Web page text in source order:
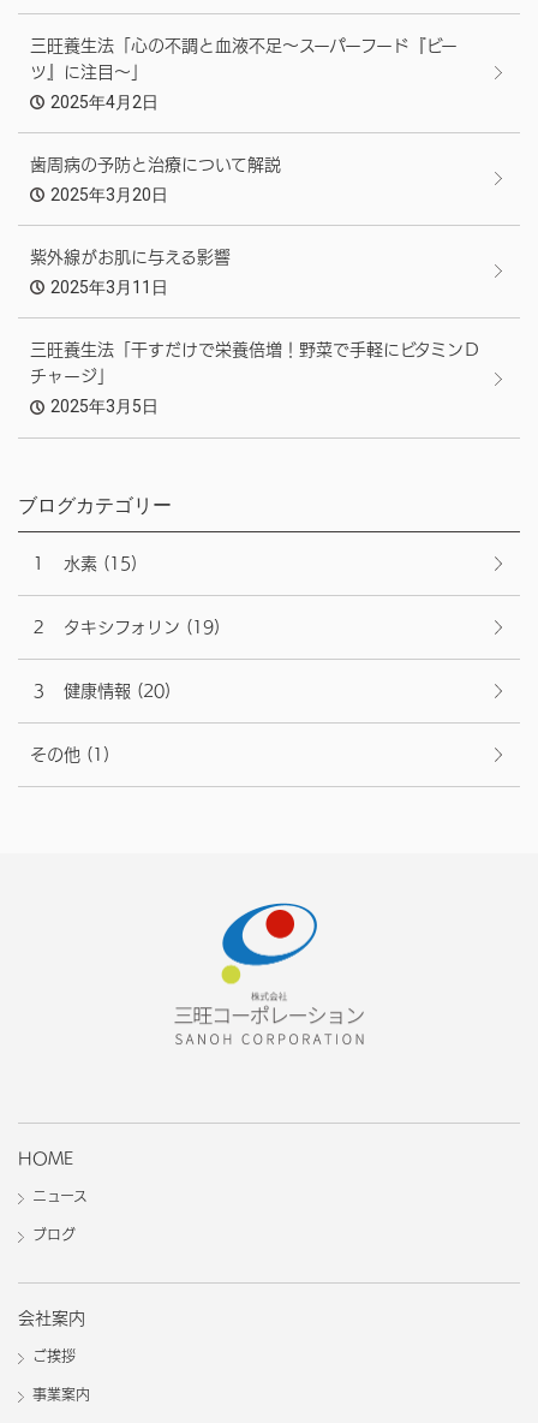
三旺養生法「心の不調と血液不足～スーパーフード『ビー
ツ』に注目～」
2025年4月2日
歯周病の予防と治療について解説
2025年3月20日
紫外線がお肌に与える影響
2025年3月11日
三旺養生法「干すだけで栄養倍増！野菜で手軽にビタミンＤ
チャージ」
2025年3月5日
ブログカテゴリー
１ 水素 (15)
２ タキシフォリン (19)
３ 健康情報 (20)
その他 (1)
HOME
ニュース
ブログ
会社案内
ご挨拶
事業案内